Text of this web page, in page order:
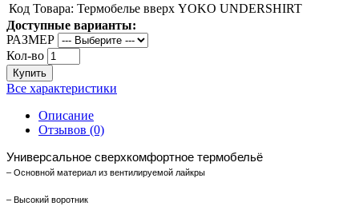
Код Товара: Термобелье вверх YOKO UNDERSHIRT
Доступные варианты:
РАЗМЕР
Кол-во
Купить
Все характеристики
Описание
Отзывов (0)
Универсальное сверхкомфортное термобельё
– Основной материал из вентилируемой лайкры
– Высокий воротник